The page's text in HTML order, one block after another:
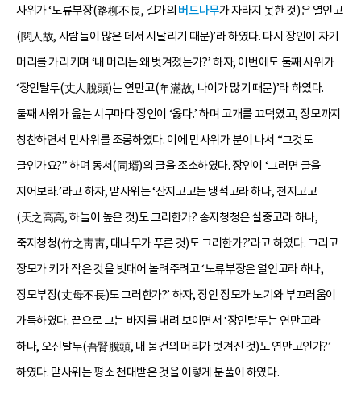
사위가 ‘노류부장(路柳不長, 길가의 버드나무가 자라지 못한 것)은 열인고
(閱人故, 사람들이 많은 데서 시달리기 때문)’라 하였다. 다시 장인이 자기
머리를 가리키며 ‘내 머리는 왜 벗겨졌는가?’ 하자, 이번에도 둘째 사위가
‘장인탈두(丈人脫頭)는 연만고(年滿故, 나이가 많기 때문)’라 하였다.
둘째 사위가 읊는 시구마다 장인이 ‘옳다.’ 하며 고개를 끄덕였고, 장모까지
칭찬하면서 맏사위를 조롱하였다. 이에 맏사위가 분이 나서 “그것도
글인가요?” 하며 동서(同壻)의 글을 조소하였다. 장인이 ‘그러면 글을
지어보라.’라고 하자, 맏사위는 ‘산지고고는 탱석고라 하나, 천지고고
(天之高高, 하늘이 높은 것)도 그러한가? 송지청청은 실중고라 하나,
죽지청청(竹之靑靑, 대나무가 푸른 것)도 그러한가?’라고 하였다. 그리고
장모가 키가 작은 것을 빗대어 놀려주려고 ‘노류부장은 열인고라 하나,
장모부장(丈母不長)도 그러한가?’ 하자, 장인 장모가 노기와 부끄러움이
가득하였다. 끝으로 그는 바지를 내려 보이면서 ‘장인탈두는 연만고라
하나, 오신탈두(吾腎脫頭, 내 물건의 머리가 벗겨진 것)도 연만고인가?’
하였다. 맏사위는 평소 천대받은 것을 이렇게 분풀이 하였다.